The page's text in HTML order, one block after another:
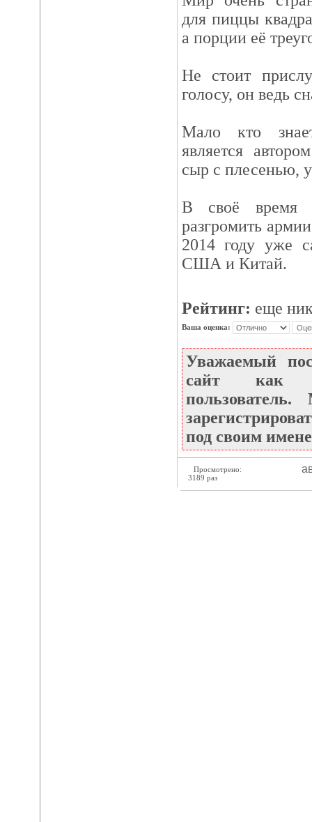
для пиццы
а порции её
Не стоит
голосу, он ведь
Мало кто
является
сыр с плесенью,
В своё время
разгромить
2014 году уже
США и Китай.
Рейтинг: еще
Ваша оценка:
Уважаемый
сайт как
под своим
Просмотрено:
3189 раз